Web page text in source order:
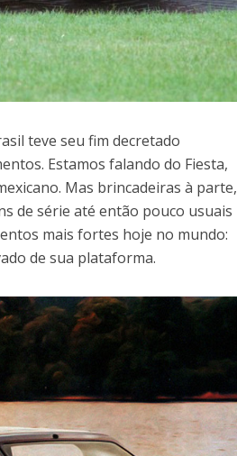
teve seu fim decretado
Estamos falando do Fiesta,
Mas brincadeiras à parte,
de série até então pouco usuais
mais fortes hoje no mundo:
de sua plataforma.